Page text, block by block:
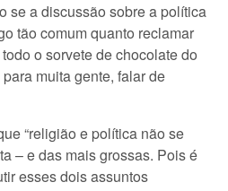
se a discussão sobre a política
tão comum quanto reclamar
o sorvete de chocolate do
muita gente, falar de
“religião e política não se
– e das mais grossas. Pois é
esses dois assuntos